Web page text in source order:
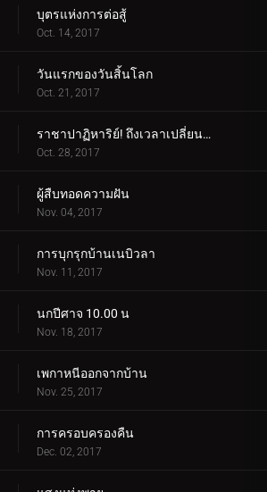
บุตรแห่งการต่อสู้
Oct. 14, 2017
วันแรกของวันสิ้นโลก
Oct. 21, 2017
ราชาปาฏิหาริย์! ถึงเวลาเปลี่ยนโชคชะตา!!
Oct. 28, 2017
ผู้สืบทอดความฝัน
Nov. 04, 2017
การบุกรุกบ้านเนบิวลา
Nov. 11, 2017
นกปีศาจ 10.00 น
Nov. 18, 2017
เพกาหนีออกจากบ้าน
Nov. 25, 2017
การครอบครองคืน
Dec. 02, 2017